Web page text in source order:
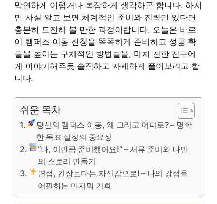
막연하게 어렵거나 복잡하게 생각하곤 합니다. 하지
만 사실 알고 보면 체계적인 준비와 전략만 있다면
충분히 도전해 볼 만한 과정이랍니다. 오늘은 바로
이 캠퍼스 이동 신청을 똑똑하게 준비하고 성공 확
률을 높이는 구체적인 방법들을, 마치 친한 친구에
게 이야기해주듯 솔직하고 자세하게 풀어보려고 합
니다.
쉬운 목차
당신의 캠퍼스 이동, 왜 그리고 어디로? – 명확
한 목표 설정의 중요성
“나, 이만큼 준비했어요!” – 서류 준비와 나만
의 스토리 만들기
면접, 긴장보다는 자신감으로! – 나의 강점을
어필하는 마지막 기회